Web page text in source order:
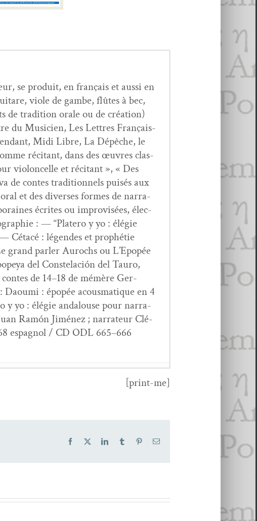
se pro­duit, en français et aus­si en
vio­le de gambe, flûtes à bec,
de tra­di­tion orale ou de créa­tion)
du Musi­cien, Les Let­tres Français­
Midi Libre, La Dépêche, le
réc­i­tant, dans des œuvres clas­
vio­lon­celle et réc­i­tant », « Des
de con­tes tra­di­tion­nels puisés aux
et des divers­es formes de nar­ra­
écrites ou impro­visées, élec­
: — “Platero y yo : élégie
Cétacé : légen­des et prophétie
par­ler Aurochs ou L’E­popée
del Con­stelación del Tau­ro,
de 14–18 de mémère Ger­
: épopée acous­ma­tique en 4
y yo : élégie andalouse pour nar­ra­
Ramón Jiménez ; nar­ra­teur Clé­
espag­nol / CD ODL 665–666
[print-me]
Facebook LinkedInTumblr PinterestEmail